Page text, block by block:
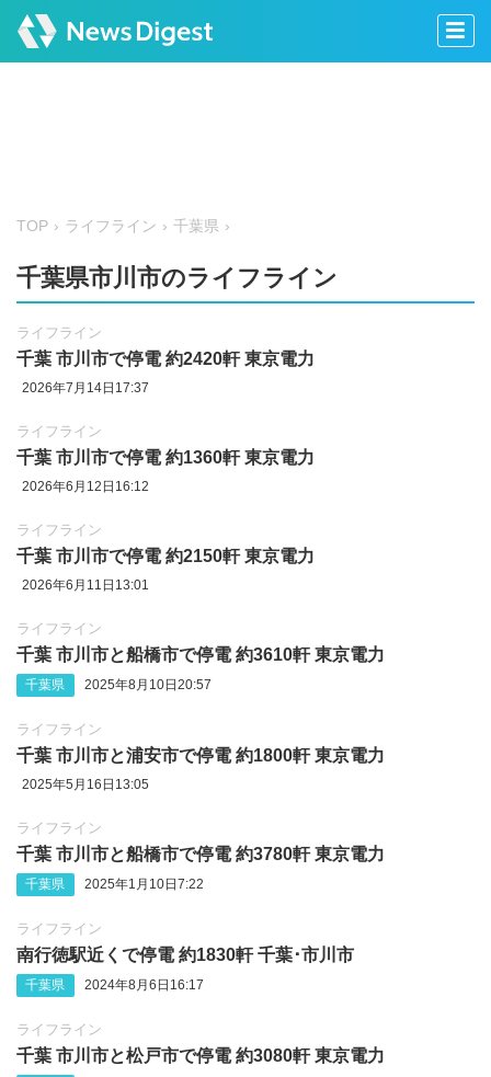
TOP ライフライン 千葉県
千葉県市川市のライフライン
ライフライン
千葉 市川市で停電 約2420軒 東京電力
2026年7月14日17:37
ライフライン
千葉 市川市で停電 約1360軒 東京電力
2026年6月12日16:12
ライフライン
千葉 市川市で停電 約2150軒 東京電力
2026年6月11日13:01
ライフライン
千葉 市川市と船橋市で停電 約3610軒 東京電力
千葉県 2025年8月10日20:57
ライフライン
千葉 市川市と浦安市で停電 約1800軒 東京電力
2025年5月16日13:05
ライフライン
千葉 市川市と船橋市で停電 約3780軒 東京電力
千葉県 2025年1月10日7:22
ライフライン
南行徳駅近くで停電 約1830軒 千葉･市川市
千葉県 2024年8月6日16:17
ライフライン
千葉 市川市と松戸市で停電 約3080軒 東京電力